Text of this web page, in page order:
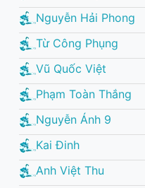
Nguyễn Hải Phong
Từ Công Phụng
Vũ Quốc Việt
Phạm Toàn Thắng
Nguyễn Ánh 9
Kai Đinh
Anh Việt Thu